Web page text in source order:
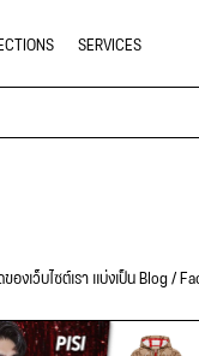
SERVICES
งเว็บไซต์เรา แบ่งเป็น Blog /